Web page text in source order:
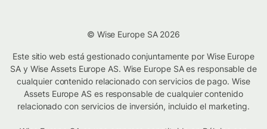
© Wise Europe SA 2026
Este sitio web está gestionado conjuntamente por Wise Europe
SA y Wise Assets Europe AS. Wise Europe SA es responsable de
cualquier contenido relacionado con servicios de pago. Wise
Assets Europe AS es responsable de cualquier contenido
relacionado con servicios de inversión, incluido el marketing.